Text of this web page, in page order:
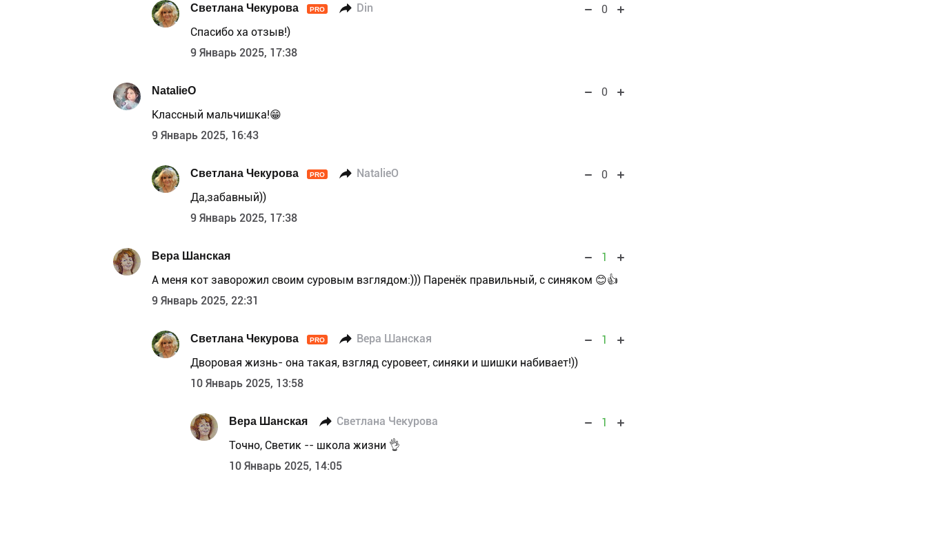
Светлана Чекурова PRO Din
0
Спасибо ха отзыв!)
9 Январь 2025, 17:38
NatalieO
0
Классный мальчишка!😁
9 Январь 2025, 16:43
Светлана Чекурова PRO NatalieO
0
Да,забавный))
9 Январь 2025, 17:38
Вера Шанская
1
А меня кот заворожил своим суровым взглядом:))) Паренёк правильный, с синяком 😊👍
9 Январь 2025, 22:31
Светлана Чекурова PRO Вера Шанская
1
Дворовая жизнь- она такая, взгляд суровеет, синяки и шишки набивает!))
10 Январь 2025, 13:58
Вера Шанская Светлана Чекурова
1
Точно, Светик -- школа жизни 👌
10 Январь 2025, 14:05